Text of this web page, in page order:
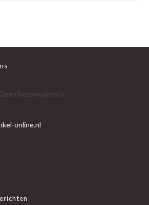
bezoekadres!)
online.nl